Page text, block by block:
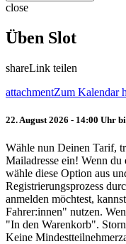
close
Üben Slot
shareLink teilen
attachmentZum Kalendar
22. August 2026 - 14:00 Uhr
Wähle nun Deinen Tarif,
Mailadresse ein! Wenn du
wähle diese Option aus
Registrierungsprozess
anmelden möchtest,
Fahrer:innen" nutzen.
"In den Warenkorb".
Keine